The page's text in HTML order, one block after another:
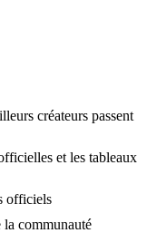
créateurs passent
et les tableaux
officiels
la communauté